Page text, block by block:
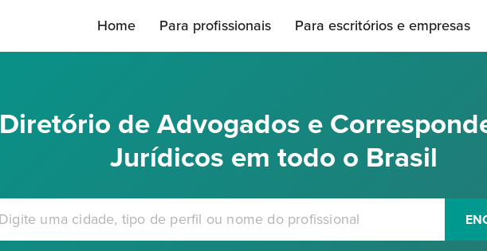
Home Para profissionais Para escritórios e empresas
Diretório de Advogados e
Jurídicos em todo o Brasil